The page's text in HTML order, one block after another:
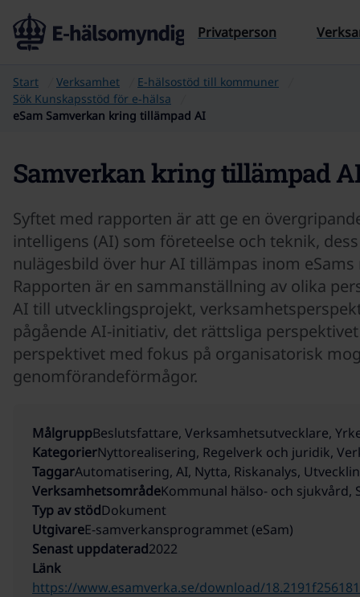
Till sidans innehåll
Privatperson
Start Verksamhet
E-hälsostöd till kommuner
Sök Kunskapsstöd för e‑hälsa
eSam Samverkan kring tillämpad AI
Samverkan kring tillämpad
Syftet med rapporten är att ge en
intelligens (AI) som företeelse och teknik,
nulägesbild över hur AI tillämpas inom
Rapporten är en sammanställning av olika
AI till utvecklingsprojekt,
pågående AI-initiativ, det rättsliga
perspektivet med fokus på organisatorisk
genomförandeförmågor.
MålgruppBeslutsfattare, Verksamhetsutvecklare,
KategorierNyttorealisering, Regelverk och juridik,
TaggarAutomatisering, AI, Nytta, Riskanalys,
VerksamhetsområdeKommunal hälso- och sjukvård,
Typ av stödDokument
UtgivareE-samverkans­programmet (eSam)
Senast uppdaterad2022
Länk
https://www.esamverka.se/download/